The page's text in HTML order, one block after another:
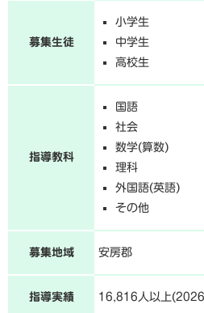
募集生徒
小学生
中学生
高校生
指導教科
国語
社会
数学(算数)
理科
外国語(英語)
その他
募集地域 安房郡
指導実績 16,816人以上